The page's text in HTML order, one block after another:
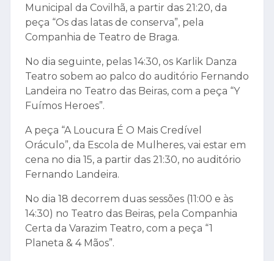
Municipal da Covilhã, a partir das 21:20, da
peça “Os das latas de conserva”, pela
Companhia de Teatro de Braga.
No dia seguinte, pelas 14:30, os Karlik Danza
Teatro sobem ao palco do auditório Fernando
Landeira no Teatro das Beiras, com a peça “Y
Fuímos Heroes”.
A peça “A Loucura É O Mais Credível
Oráculo”, da Escola de Mulheres, vai estar em
cena no dia 15, a partir das 21:30, no auditório
Fernando Landeira.
No dia 18 decorrem duas sessões (11:00 e às
14:30) no Teatro das Beiras, pela Companhia
Certa da Varazim Teatro, com a peça “1
Planeta & 4 Mãos”.